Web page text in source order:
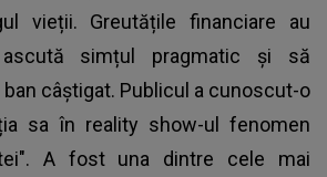
vieții. Greutățile financiare au
simțul pragmatic și să
câștigat. Publicul a cunoscut-o
sa în reality show-ul fenomen
A fost una dintre cele mai